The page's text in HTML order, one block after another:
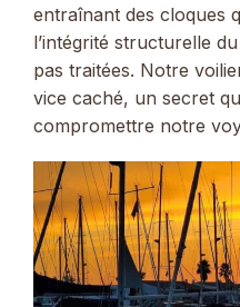
entraînant des cloques
l’intégrité structurelle
pas traitées. Notre
vice caché, un secret
compromettre notre